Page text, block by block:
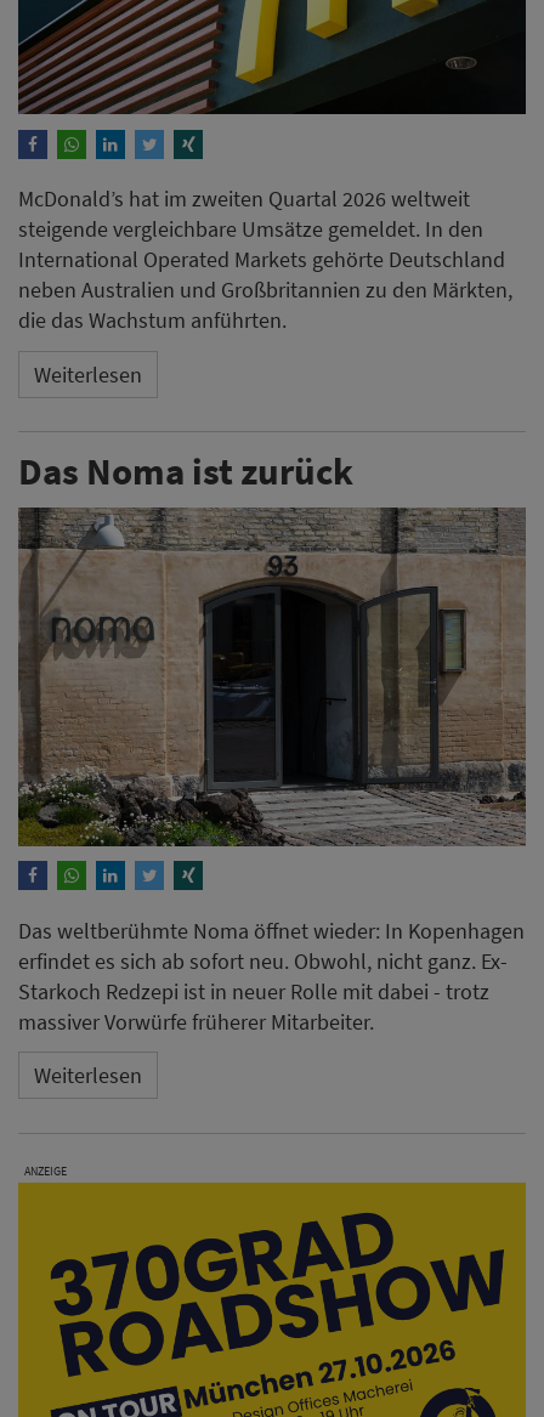
McDonald’s hat im zweiten Quartal 2026 weltweit
steigende vergleichbare Umsätze gemeldet. In den
International Operated Markets gehörte Deutschland
neben Australien und Großbritannien zu den Märkten,
die das Wachstum anführten.
Weiterlesen
Das Noma ist zurück
Das weltberühmte Noma öffnet wieder: In Kopenhagen
erfindet es sich ab sofort neu. Obwohl, nicht ganz. Ex-
Starkoch Redzepi ist in neuer Rolle mit dabei - trotz
massiver Vorwürfe früherer Mitarbeiter.
Weiterlesen
ANZEIGE